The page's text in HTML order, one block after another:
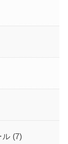
ル (7)